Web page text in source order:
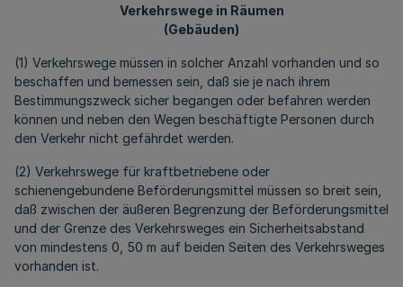
Verkehrswege in Räumen
(Gebäuden)
(1) Verkehrswege müssen in solcher Anzahl vorhanden und so
beschaffen und bemessen sein, daß sie je nach ihrem
Bestimmungszweck sicher begangen oder befahren werden
können und neben den Wegen beschäftigte Personen durch
den Verkehr nicht gefährdet werden.
(2) Verkehrswege für kraftbetriebene oder
schienengebundene Beförderungsmittel müssen so breit sein,
daß zwischen der äußeren Begrenzung der Beförderungsmittel
und der Grenze des Verkehrsweges ein Sicherheitsabstand
von mindestens 0, 50 m auf beiden Seiten des Verkehrsweges
vorhanden ist.